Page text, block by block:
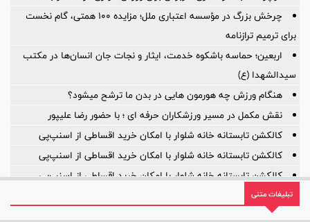
چرخش بزرگ در مؤسسه اعتباری ملل؛ مزایده ۱۰۰ همتی، گام نخست
برای ترمیم ترازنامه
اربعین؛ حماسه باشکوه خدمت، ایثار و نجات جان انسان‌ها در مکتب
سیدالشهدا (ع)
هنگام ورزش چه هورمون هایی در بدن ما ترشح میشود؟
نقش مکمل در مسیر ورزشکاران حرفه ای ؛ با حضور رضا علیپور
کالکشن تابستانه خانه شلوار با امکان خرید اقساطی از اسنپ‌پی
کالکشن تابستانه خانه شلوار با امکان خرید اقساطی از اسنپ‌پی
کالکشن تابستانه خانه شلوار با امکان خرید اقساطی از اسنپ‌پی
روایت یک مأموریت بزرگ؛ ۲۲ سال افتخار، ۲۲ سال توسعه
تبلیغات متنی